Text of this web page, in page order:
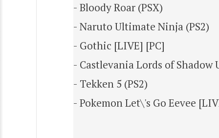
- Bloody Roar (PSX)
- Naruto Ultimate Ninja (PS2)
- Gothic [LIVE] [PC]
- Castlevania Lords of
- Tekken 5 (PS2)
- Pokemon Let\'s Go Eevee